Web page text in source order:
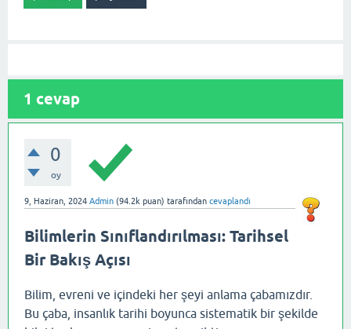
1 cevap
0
oy
9, Haziran, 2024 Admin (94.2k puan) tarafından cevaplandı
Bilimlerin Sınıflandırılması: Tarihsel
Bir Bakış Açısı
Bilim, evreni ve içindeki her şeyi anlama çabamızdır.
Bu çaba, insanlık tarihi boyunca sistematik bir şekilde